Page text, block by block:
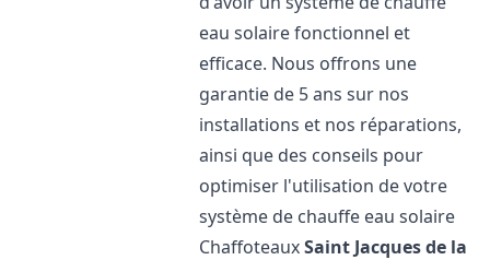
eau solaire fonctionnel et
efficace. Nous offrons une
garantie de 5 ans sur nos
installations et nos réparations,
ainsi que des conseils pour
optimiser l'utilisation de votre
système de chauffe eau solaire
ChaffoteauxSaint Jacques de la